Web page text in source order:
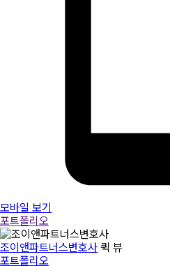
모바일 보기
포트폴리오
조이앤파트너스변호사 퀵 뷰
포트폴리오